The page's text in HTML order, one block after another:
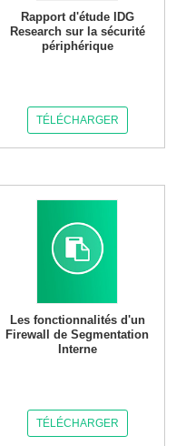
Rapport d'étude IDG
Research sur la sécurité
périphérique
TÉLÉCHARGER
Les fonctionnalités d'un
Firewall de Segmentation
Interne
TÉLÉCHARGER